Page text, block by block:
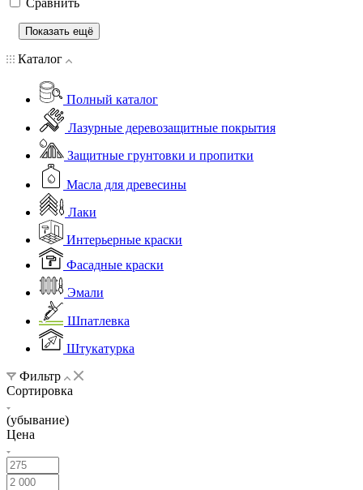
Сравнить
Показать ещё
Каталог
Полный каталог
Лазурные деревозащитные покрытия
Защитные грунтовки и пропитки
Масла для древесины
Лаки
Интерьерные краски
Фасадные краски
Эмали
Шпатлевка
Штукатурка
Фильтр
Сортировка
(убывание)
Цена